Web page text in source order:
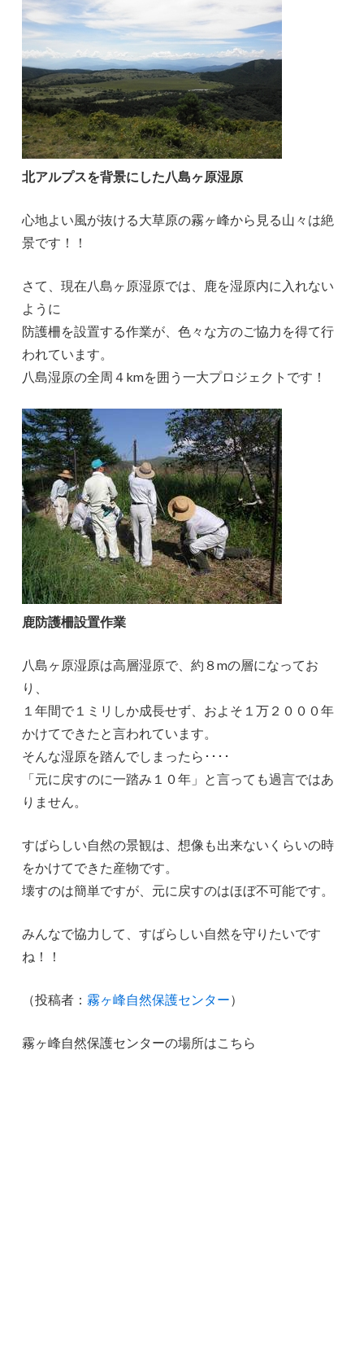
北アルプスを背景にした八島ヶ原湿原
心地よい風が抜ける大草原の霧ヶ峰から見る山々は絶
景です！！
さて、現在八島ヶ原湿原では、鹿を湿原内に入れない
ように
防護柵を設置する作業が、色々な方のご協力を得て行
われています。
八島湿原の全周４kmを囲う一大プロジェクトです！
鹿防護柵設置作業
八島ヶ原湿原は高層湿原で、約８mの層になってお
り、
１年間で１ミリしか成長せず、およそ１万２０００年
かけてできたと言われています。
そんな湿原を踏んでしまったら････
「元に戻すのに一踏み１０年」と言っても過言ではあ
りません。
すばらしい自然の景観は、想像も出来ないくらいの時
をかけてできた産物です。
壊すのは簡単ですが、元に戻すのはほぼ不可能です。
みんなで協力して、すばらしい自然を守りたいです
ね！！
（投稿者： 霧ヶ峰自然保護センター）
霧ヶ峰自然保護センターの場所はこちら